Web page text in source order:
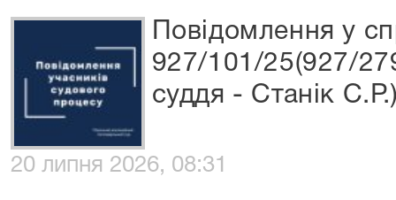
Повідомлення у
927/101/25(927/
суддя - Станік
20 липня 2026, 08:31